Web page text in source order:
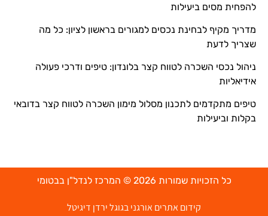
להפחית מסים ביעילות
מדריך מקיף לבחינת נכסים למגורים בראשון לציון: כל מה
שצריך לדעת
ניהול נכסי השכרה לטווח קצר בלונדון: טיפים ודרכי פעולה
אידיאליות
טיפים מתקדמים לתכנון מסלול מימון השכרה לטווח קצר בדובאי
בקלות וביעילות
כל הזכויות שמורות 2026 © המרכז לנדל"ן בבטומי
קידום אתרים אורגני בגוגל ירדן דיגיטל